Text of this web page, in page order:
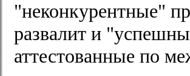
"неконкурентные"
развалит и
аттестованные по